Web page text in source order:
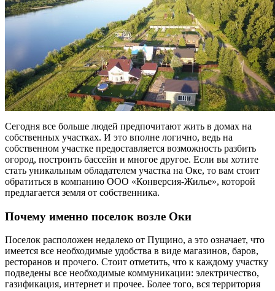
Сегодня все больше людей предпочитают жить в домах на
собственных участках. И это вполне логично, ведь на
собственном участке предоставляется возможность разбить
огород, построить бассейн и многое другое. Если вы хотите
стать уникальным обладателем участка на Оке, то вам стоит
обратиться в компанию ООО «Конверсия-Жилье», которой
предлагается земля от собственника.
Почему именно поселок возле Оки
Поселок расположен недалеко от Пущино, а это означает, что
имеется все необходимые удобства в виде магазинов, баров,
ресторанов и прочего. Стоит отметить, что к каждому участку
подведены все необходимые коммуникации: электричество,
газификация, интернет и прочее. Более того, вся территория